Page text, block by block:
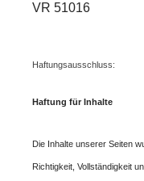
VR 51016
Haftungsausschluss:
Haftung für Inhalte
Die Inhalte unserer Seiten
Richtigkeit, Vollständigkeit